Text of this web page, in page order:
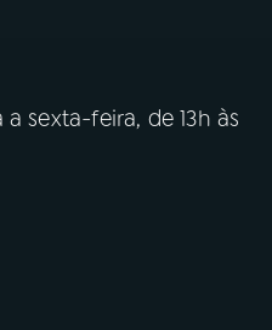
sexta-feira, de 13h às